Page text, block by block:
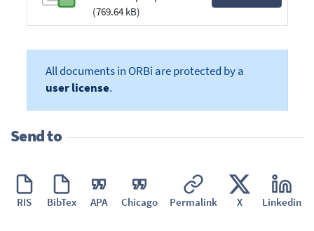
(769.64 kB)
All documents in ORBi are protected by a
user license.
Send to
RIS BibTex APA Chicago Permalink X Linkedin